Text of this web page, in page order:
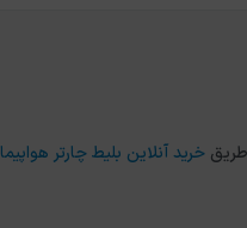
خرید آنلاین بلیط چارتر هواپیما